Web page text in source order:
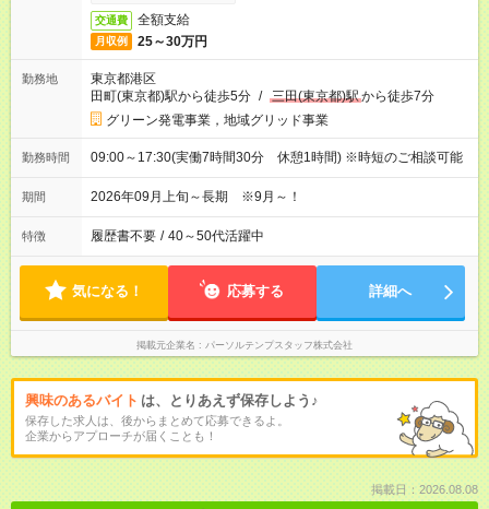
交通費 全額支給
月収例 25～30万円
勤務地
東京都港区
田町(東京都)駅から徒歩5分 / 三田(東京都)駅から徒歩7分
グリーン発電事業，地域グリッド事業
勤務時間 09:00～17:30(実働7時間30分 休憩1時間) ※時短のご相談可能
期間 2026年09月上旬～長期 ※9月～！
特徴 履歴書不要 / 40～50代活躍中
気になる！ 応募する 詳細へ
掲載元企業名 パーソルテンプスタッフ株式会社
興味のあるバイト は、とりあえず保存しよう♪
保存した求人は、後からまとめて応募できるよ。
企業からアプローチが届くことも！
掲載日：2026.08.08